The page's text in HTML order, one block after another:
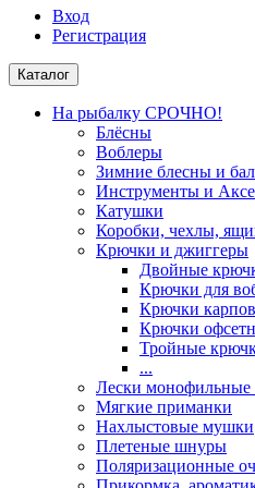
Вход
Регистрация
Каталог
На рыбалку СРОЧНО!
Блёсны
Воблеры
Зимние блесны и
Инструменты и
Катушки
Коробки, чехлы,
Крючки и джиггеры
Двойные
Крючки для
Крючки
Крючки
Тройные
...
Лески
Мягкие приманки
Нахлыстовые мушки
Плетеные шнуры
Поляризационные